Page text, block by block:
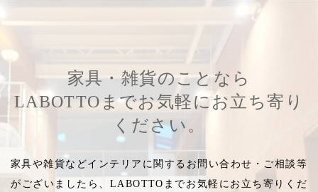
家具・雑貨のことなら
LABOTTOまでお気軽にお立ち寄り
ください。
家具や雑貨などインテリアに関するお問い合わせ・ご相談等
がございましたら、LABOTTOまでお気軽にお立ち寄りくだ